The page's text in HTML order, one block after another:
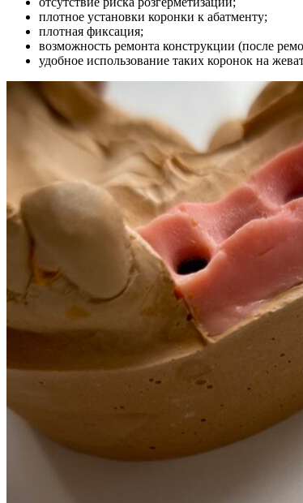
плотное установки коронки к абатменту;
плотная фиксация;
возможность ремонта конструкции (после
удобное использование таких коронок на